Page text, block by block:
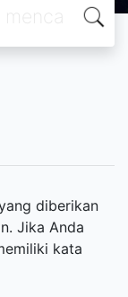
diberikan
Jika Anda
kata